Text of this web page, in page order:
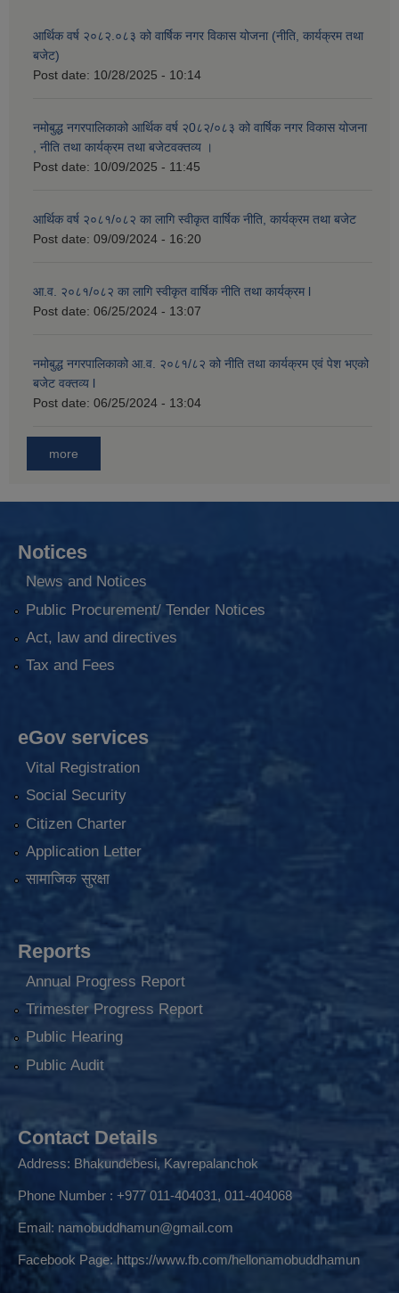
आर्थिक वर्ष २०८२.०८३ को वार्षिक नगर विकास योजना (नीति, कार्यक्रम तथा
बजेट)
Post date: 10/28/2025 - 10:14
नमोबुद्ध नगरपालिकाको आर्थिक वर्ष २0८२/०८३ को वार्षिक नगर विकास योजना
, नीति तथा कार्यक्रम तथा बजेटवक्तव्य ।
Post date: 10/09/2025 - 11:45
आर्थिक वर्ष २०८१/०८२ का लागि स्वीकृत वार्षिक नीति, कार्यक्रम तथा बजेट
Post date: 09/09/2024 - 16:20
आ.व. २०८१/०८२ का लागि स्वीकृत वार्षिक नीति तथा कार्यक्रम l
Post date: 06/25/2024 - 13:07
नमोबुद्ध नगरपालिकाको आ‍.व. २०८१/८२ को नीति तथा कार्यक्रम एवं पेश भएको
बजेट वक्तव्य l
Post date: 06/25/2024 - 13:04
more
Notices
News and Notices
Public Procurement/ Tender Notices
Act, law and directives
Tax and Fees
eGov services
Vital Registration
Social Security
Citizen Charter
Application Letter
सामाजिक सुरक्षा
Reports
Annual Progress Report
Trimester Progress Report
Public Hearing
Public Audit
Contact Details
Address: Bhakundebesi, Kavrepalanchok
Phone Number : +977 011-404031, 011-404068
Email: namobuddhamun@gmail.com
Facebook Page:https://www.fb.com/hellonamobuddhamun